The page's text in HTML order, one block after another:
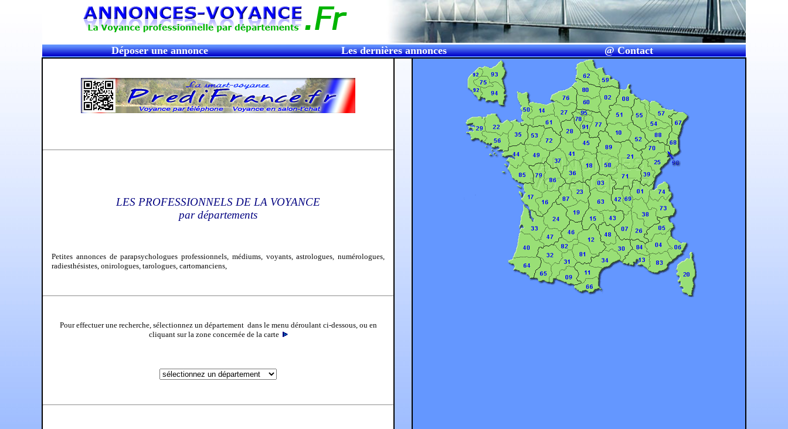
Déposer une annonce Les dernières annonces @ Contact
LES PROFESSIONNELS DE LA VOYANCE
par départements
Petites annonces de parapsychologues professionnels, médiums, voyants, astrologues, numérologues,
radiesthésistes, onirologues, tarologues, cartomanciens,
Pour effectuer une recherche, sélectionnez un département dans le menu déroulant ci-dessous, ou en
cliquant sur la zone concernée de la carte